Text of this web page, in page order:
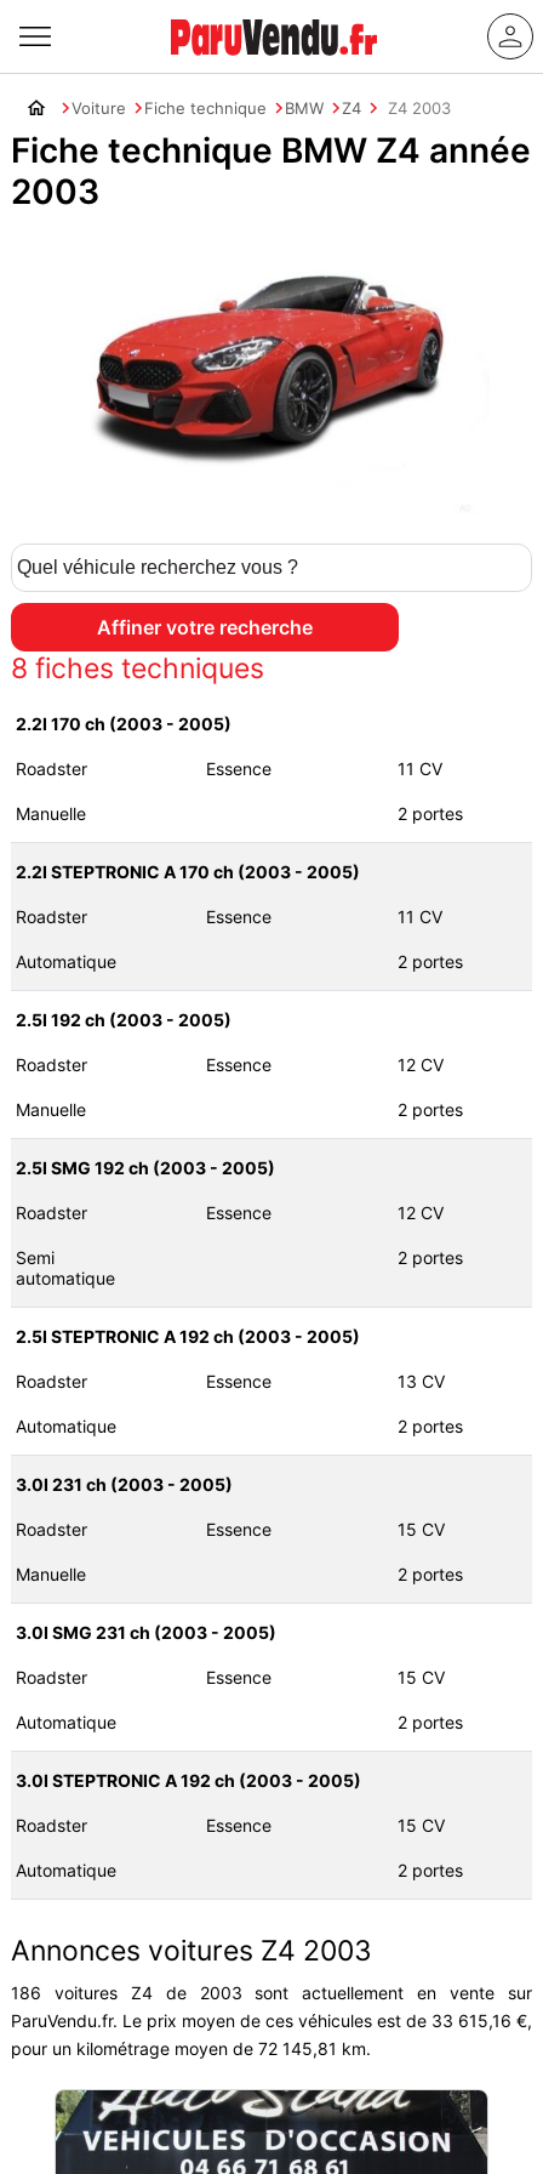
Voiture Fiche technique BMW Z4 Z4 2003
Fiche technique BMW Z4 année
2003
8 fiches techniques
2.2I 170 ch (2003 - 2005)
Roadster Essence 11 CV
Manuelle 2 portes
2.2I STEPTRONIC A 170 ch (2003 - 2005)
Roadster Essence 11 CV
Automatique 2 portes
2.5I 192 ch (2003 - 2005)
Roadster Essence 12 CV
Manuelle 2 portes
2.5I SMG 192 ch (2003 - 2005)
Roadster Essence 12 CV
Semi
automatique
2 portes
2.5I STEPTRONIC A 192 ch (2003 - 2005)
Roadster Essence 13 CV
Automatique 2 portes
3.0I 231 ch (2003 - 2005)
Roadster Essence 15 CV
Manuelle 2 portes
3.0I SMG 231 ch (2003 - 2005)
Roadster Essence 15 CV
Automatique 2 portes
3.0I STEPTRONIC A 192 ch (2003 - 2005)
Roadster Essence 15 CV
Automatique 2 portes
Annonces voitures Z4 2003
186 voitures Z4 de 2003 sont actuellement en vente sur
ParuVendu.fr. Le prix moyen de ces véhicules est de 33 615,16 €,
pour un kilométrage moyen de 72 145,81 km.